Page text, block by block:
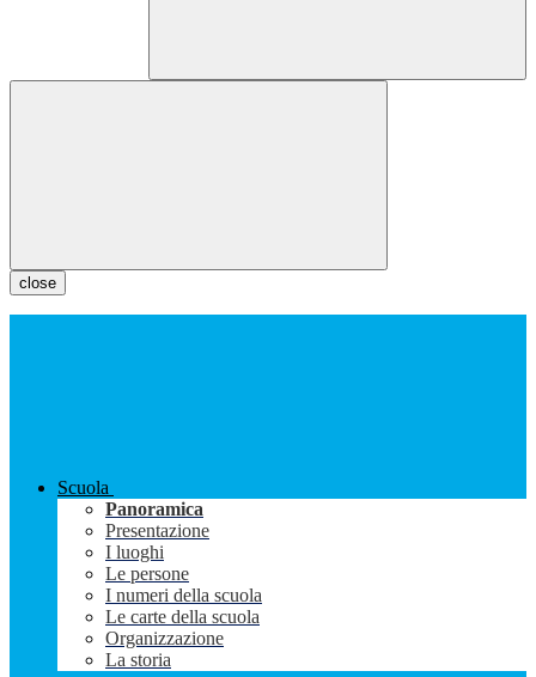
close
Scuola
Panoramica
Presentazione
I luoghi
Le persone
I numeri della scuola
Le carte della scuola
Organizzazione
La storia